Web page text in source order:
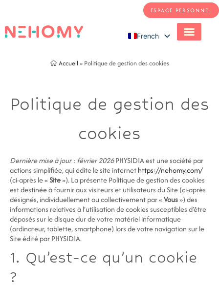
ESPACE PERSONNEL
French
Accueil » Politique de gestion des cookies
Politique de gestion des
cookies
Dernière mise à jour : février 2026PHYSIDIA est une société par
actions simplifiée, qui édite le site internethttps://nehomy.com/
(ci-après le «Site»). La présente Politique de gestion des cookies
est destinée à fournir aux visiteurs et utilisateurs du Site (ci-après
désignés, individuellement ou collectivement par «Vous») des
informations relatives à l’utilisation de cookies susceptibles d’être
déposés sur le disque dur de votre matériel informatique
(ordinateur, tablette, smartphone) lors de votre navigation sur le
Site édité par PHYSIDIA.
1. Qu’est-ce qu’un cookie
?